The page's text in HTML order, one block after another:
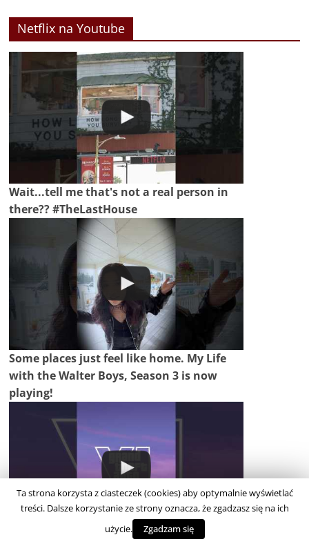
Netflix na Youtube
Wait...tell me that's not a real person in
there?? #TheLastHouse
Some places just feel like home. My Life
with the Walter Boys, Season 3 is now
playing!
Grand Theft Auto VI: An Extended Look
Ta strona korzysta z ciasteczek (cookies) aby optymalnie wyświetlać
treści. Dalsze korzystanie ze strony oznacza, że zgadzasz się na ich
użycie.
Zgadzam się